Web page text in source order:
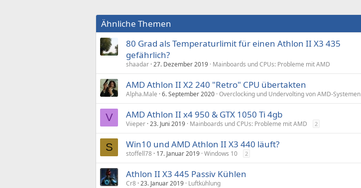
Ähnliche Themen
80 Grad als Temperaturlimit für einen Athlon II X3 435
gefährlich?
shaadar 27. Dezember 2019 Mainboards und CPUs: Probleme mit AMD
AMD Athlon II X2 240 "Retro" CPU übertakten
Alpha.Male 6. September 2020 Overclocking und Undervolting von AMD-Systemen
V AMD Athlon II x4 950 & GTX 1050 Ti 4gb
Viieper 23. Juni 2019 Mainboards und CPUs: Probleme mit AMD 2
S Win10 und AMD Athlon II X3 440 läuft?
stoffell78 17. Januar 2019 Windows 10 2
Athlon II X3 445 Passiv Kühlen
Cr8 23. Januar 2019 Luftkühlung